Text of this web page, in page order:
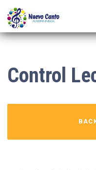
Control